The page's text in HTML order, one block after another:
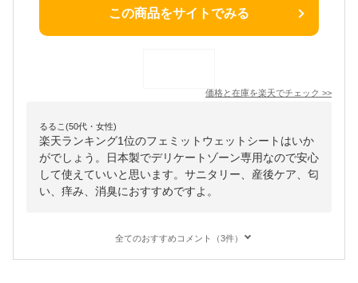
この商品をサイトでみる
価格と在庫を楽天でチェック >>
るるこ(50代・女性)
楽天ランキング1位のフェミットウェットシートはいか
がでしょう。日本製でデリケートゾーン専用なので安心
して使えていいと思います。サニタリー、産後ケア、匂
い、痒み、消臭におすすめですよ。
全てのおすすめコメント（3件）